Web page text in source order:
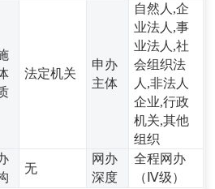
法定机关
申办
主体
自然人,企
业法人,事
业法人,社
会组织法
人,非法人
企业,行政
机关,其他
组织
无
网办
深度
全程网办
（Ⅳ级）